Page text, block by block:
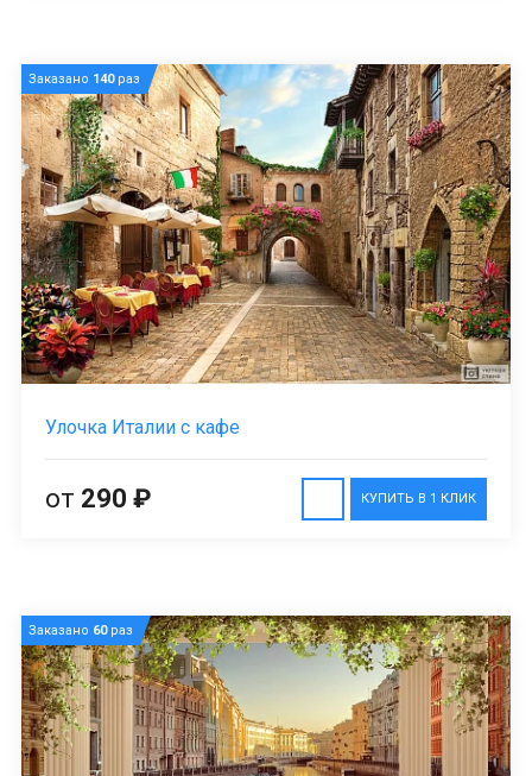
Заказано 140раз
Улочка Италии с кафе
КУПИТЬ В 1 КЛИК
от 290 ₽
Заказано 60раз